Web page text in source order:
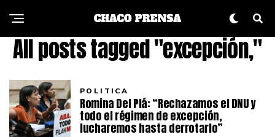
All posts tagged "excepción,"
POLITICA
Romina Del Plá: “Rechazamos el DNU y
todo el régimen de excepción,
lucharemos hasta derrotarlo”